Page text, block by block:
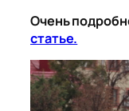
Очень
статье.